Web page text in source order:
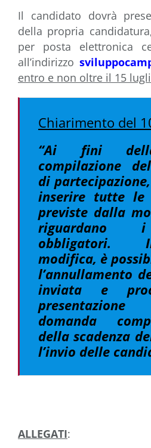
Il candidato dovrà
della propria
per posta elettronica
all’indirizzo
entro e non oltre il 15
Chiarimento del
“Ai fini
compilazione
di
inserire tutte le
previste dalla
riguardano
obbligatori.
modifica, è
l’annullamento
inviata e
domanda
della scadenza
l’invio delle
ALLEGATI: